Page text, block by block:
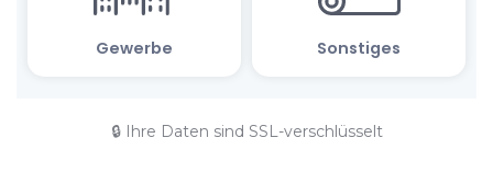
🔒 Ihre Daten sind SSL-verschlüsselt